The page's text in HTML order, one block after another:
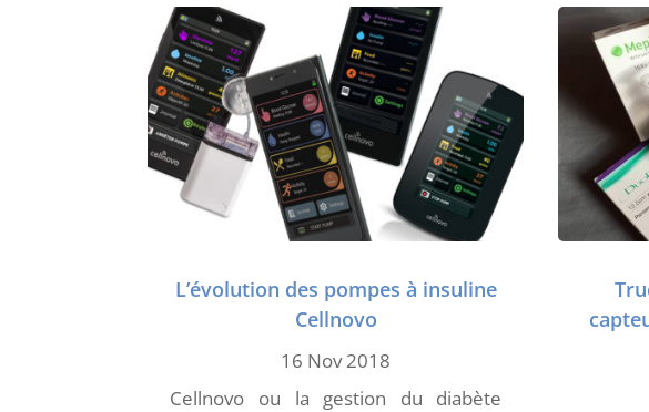
L’évolution des pompes à insuline
Cellnovo
16 Nov 2018
Cellnovo ou la gestion du diabète